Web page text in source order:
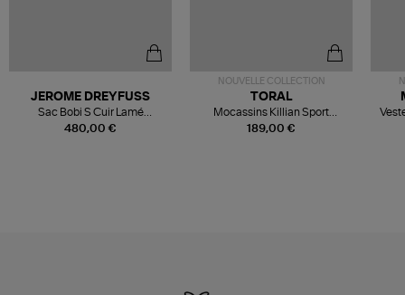
480,00 €
JEROME DREYFUSS
Sac Bobi S Cuir Lamé
Champagne
NOUVELLE COLLECTION
189,00 €
TORAL
Mocassins Killian Sport
Mousse